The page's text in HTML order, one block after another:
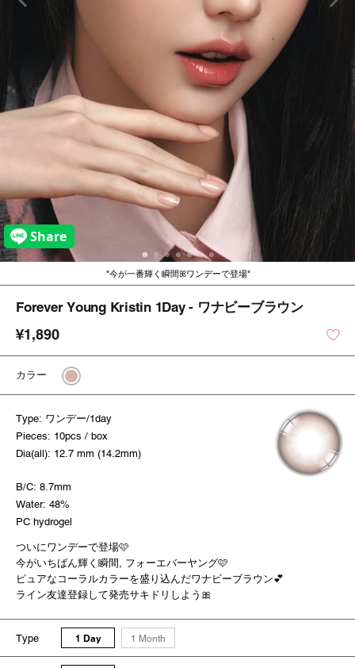
今が一番輝く瞬間ꕤワンデーで登場
Forever Young Kristin 1Day - ワナビーブラウン
¥1,890
カラー
Type: ワンデー/1day
Pieces: 10pcs / box
Dia(all): 12.7 mm (14.2mm)
B/C: 8.7mm
Water: 48%
PC hydrogel
ついにワンデーで登場🩷
今がいちばん輝く瞬間, フォーエバーヤング🩷
ピュアなコーラルカラーを盛り込んだワナビーブラウン💕
ライン友達登録して発売サキドリしよう🎀
Type 1 Day 1 Month